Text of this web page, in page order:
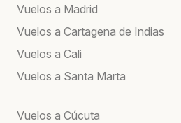
Vuelos a Madrid
Vuelos a Cartagena de Indias
Vuelos a Cali
Vuelos a Santa Marta
Vuelos a Cúcuta